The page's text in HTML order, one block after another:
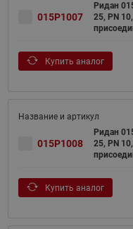
015P1007
Ридан
25, PN
Купить аналог
015P1008
Ридан
25, PN
Купить аналог